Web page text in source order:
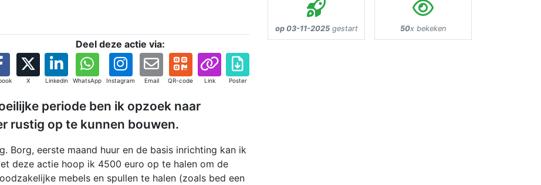
Deel deze actie via:
X Linkedin WhatsApp Instagram Email QR-code Link Poster
periode ben ik opzoek naar
rustig op te kunnen bouwen.
Borg, eerste maand huur en de basis inrichting kan ik
deze actie hoop ik 4500 euro op te halen om de
mebels en spullen te halen (zoals bed een
op 03-11-2025gestart 50x bekeken